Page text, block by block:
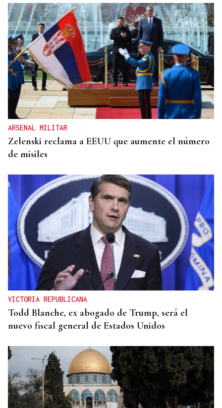
ARSENAL MILITAR
Zelenski reclama a EEUU que aumente el número
de misiles
VICTORIA REPUBLICANA
Todd Blanche, ex abogado de Trump, será el
nuevo fiscal general de Estados Unidos